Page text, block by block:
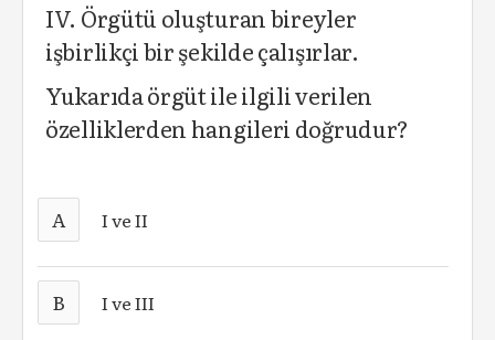
IV. Örgütü oluşturan bireyler
işbirlikçi bir şekilde çalışırlar.
Yukarıda örgüt ile ilgili verilen
özelliklerden hangileri doğrudur?
A I ve II
B I ve III